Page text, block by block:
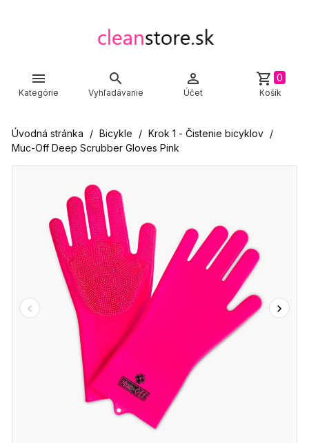

Kategórie

Vyhľadávanie

Účet
shopping_cart 0
Košík
Úvodná stránka Bicykle
Krok 1 - Čistenie bicyklov
Muc-Off Deep Scrubber Gloves Pink